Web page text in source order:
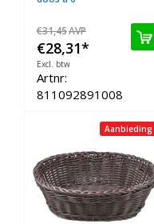
€31,45AVP
€28,31*
Excl. btw
Artnr:
811092891008
Aanbieding